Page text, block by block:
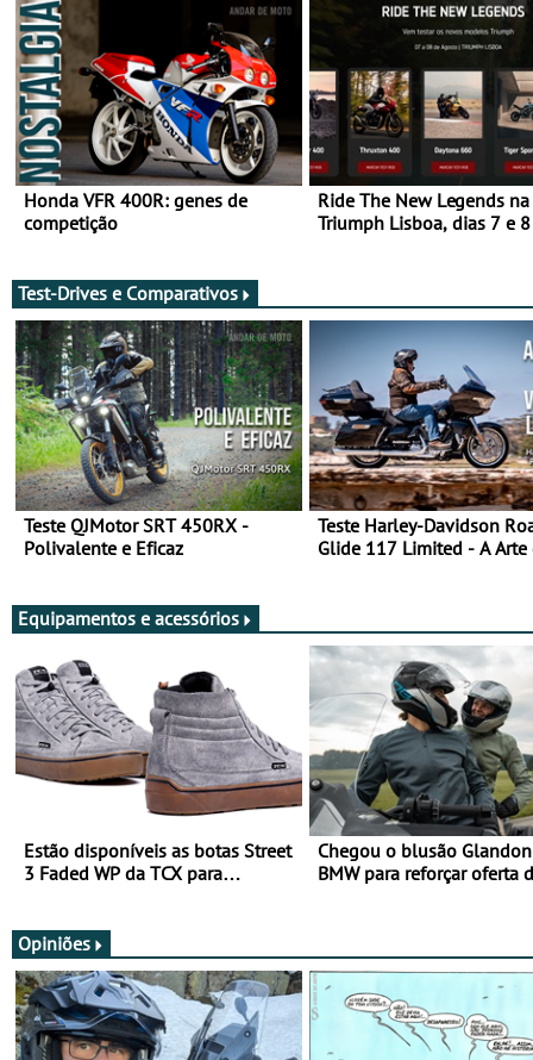
Honda VFR 400R: genes de
competição
Ride The New Legends na
Triumph Lisboa, dias 7 e
Test-Drives e Comparativos
Teste QJMotor SRT 450RX -
Polivalente e Eficaz
Teste Harley-Davidson
Glide 117 Limited - A Arte
Equipamentos e acessórios
Estão disponíveis as botas Street
3 Faded WP da TCX para
Chegou o blusão
BMW para reforçar oferta
Opiniões